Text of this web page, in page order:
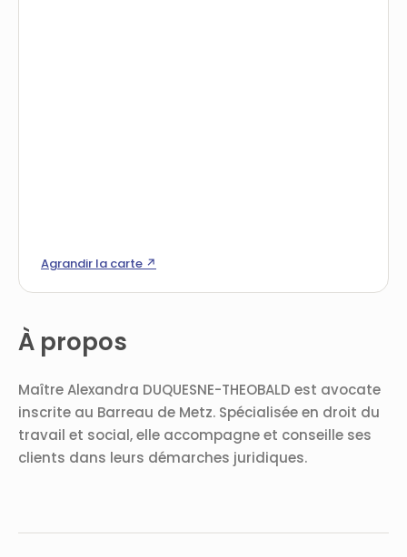
À propos
Maître Alexandra DUQUESNE-THEOBALD est avocate
inscrite au Barreau de Metz. Spécialisée en droit du
travail et social, elle accompagne et conseille ses
clients dans leurs démarches juridiques.
Agrandir la carte ↗